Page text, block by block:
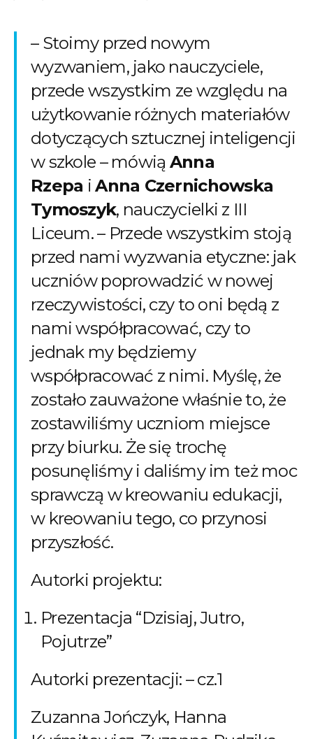
– Stoimy przed nowym
wyzwaniem, jako nauczyciele,
przede wszystkim ze względu na
użytkowanie różnych materiałów
dotyczących sztucznej inteligencji
w szkole – mówią Anna
Rzepa iAnna Czernichowska
Tymoszyk, nauczycielki z III
Liceum. – Przede wszystkim stoją
przed nami wyzwania etyczne: jak
uczniów poprowadzić w nowej
rzeczywistości, czy to oni będą z
nami współpracować, czy to
jednak my będziemy
współpracować z nimi. Myślę, że
zostało zauważone właśnie to, że
zostawiliśmy uczniom miejsce
przy biurku. Że się trochę
posunęliśmy i daliśmy im też moc
sprawczą w kreowaniu edukacji,
w kreowaniu tego, co przynosi
przyszłość.
Autorki projektu:
Prezentacja “Dzisiaj, Jutro,
Pojutrze”
Autorki prezentacji: – cz.1
Zuzanna Jończyk, Hanna